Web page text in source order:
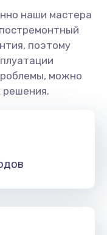
колец
наши мастера
поэтому
можно
решения.